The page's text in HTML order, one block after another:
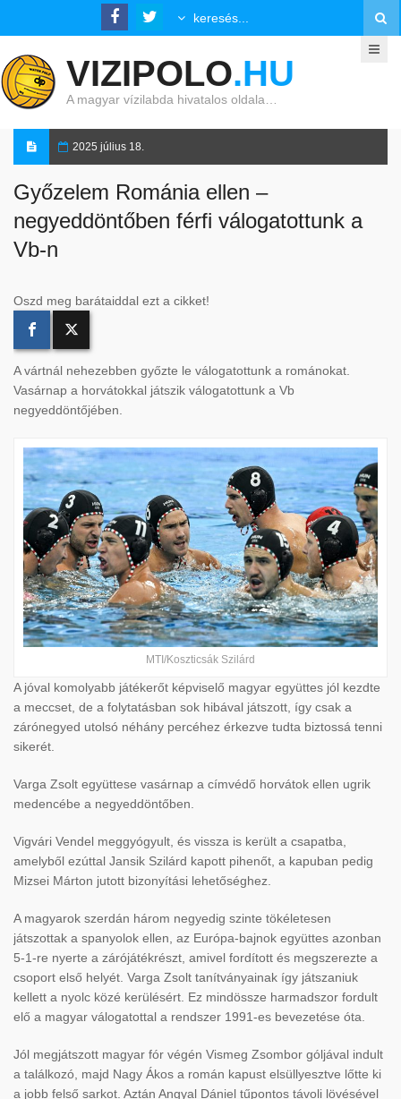
VIZIPOLO.HU
A magyar vízilabda hivatalos oldala…
2025 július 18.
Győzelem Románia ellen –
negyeddöntőben férfi válogatottunk a
Vb-n
Oszd meg barátaiddal ezt a cikket!
A vártnál nehezebben győzte le válogatottunk a románokat.
Vasárnap a horvátokkal játszik válogatottunk a Vb
negyeddöntőjében.
MTI/Koszticsák Szilárd
A jóval komolyabb játékerőt képviselő magyar együttes jól kezdte
a meccset, de a folytatásban sok hibával játszott, így csak a
zárónegyed utolsó néhány percéhez érkezve tudta biztossá tenni
sikerét.
Varga Zsolt együttese vasárnap a címvédő horvátok ellen ugrik
medencébe a negyeddöntőben.
Vigvári Vendel meggyógyult, és vissza is került a csapatba,
amelyből ezúttal Jansik Szilárd kapott pihenőt, a kapuban pedig
Mizsei Márton jutott bizonyítási lehetőséghez.
A magyarok szerdán három negyedig szinte tökéletesen
játszottak a spanyolok ellen, az Európa-bajnok együttes azonban
5-1-re nyerte a zárójátékrészt, amivel fordított és megszerezte a
csoport első helyét. Varga Zsolt tanítványainak így játszaniuk
kellett a nyolc közé kerülésért. Ez mindössze harmadszor fordult
elő a magyar válogatottal a rendszer 1991-es bevezetése óta.
Jól megjátszott magyar fór végén Vismeg Zsombor góljával indult
a találkozó, majd Nagy Ákos a román kapust elsüllyesztve lőtte ki
a jobb felső sarkot. Aztán Angyal Dániel tűpontos távoli lövésével